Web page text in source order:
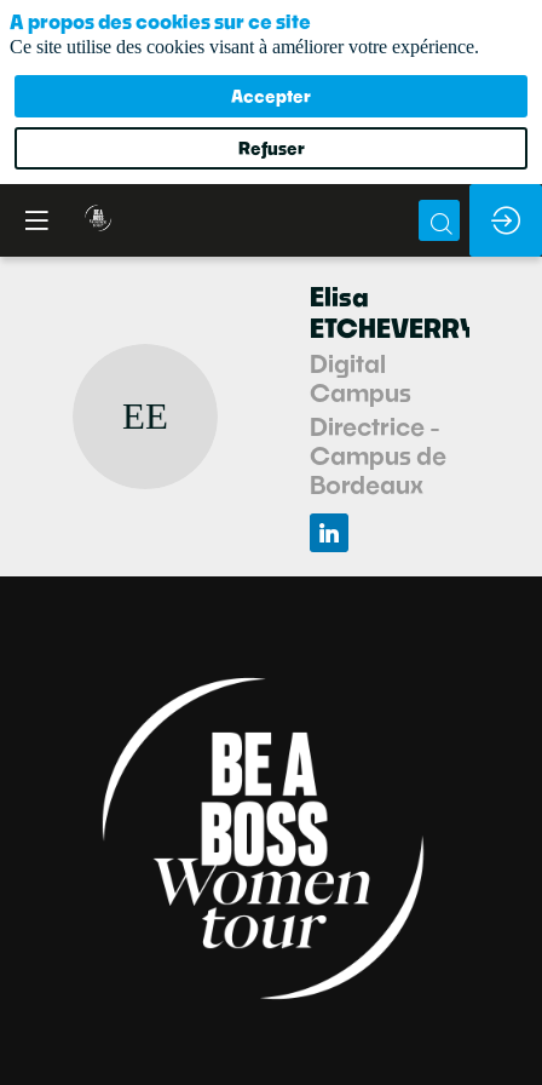
EE
Elisa
ETCHEVERRY
Digital
Campus
Directrice -
Campus de
Bordeaux
A propos des cookies sur ce site
Ce site utilise des cookies visant à améliorer votre expérience.
Accepter
Refuser